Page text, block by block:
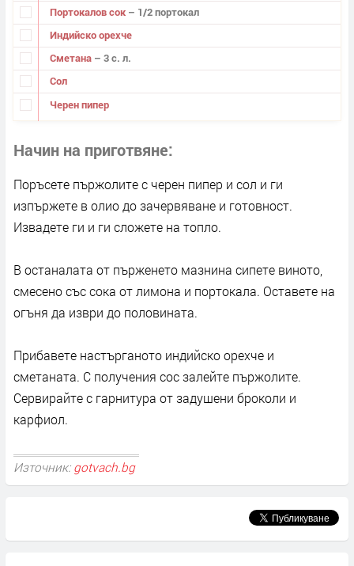
Портокалов сок – 1/2 портокал
Индийско орехче
Сметана – 3 с. л.
Сол
Черен пипер
Начин на приготвяне
Поръсете пържолите с черен пипер и сол и ги
изпържете в олио до зачервяване и готовност.
Извадете ги и ги сложете на топло.
В останалата от пърженето мазнина сипете виното,
смесено със сока от лимона и портокала. Оставете на
огъня да изври до половината.
Прибавете настърганото индийско орехче и
сметаната. С получения сос залейте пържолите.
Сервирайте с гарнитура от задушени броколи и
карфиол.
Източник: gotvach.bg